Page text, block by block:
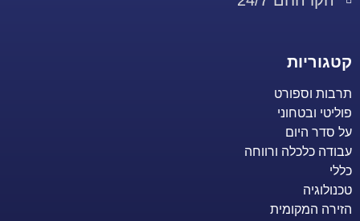
קטגוריות
תרבות וספורט
פוליטי ובטחוני
על סדר היום
עבודה כלכלה ורווחה
כללי
טכנולוגיה
הזירה המקומית